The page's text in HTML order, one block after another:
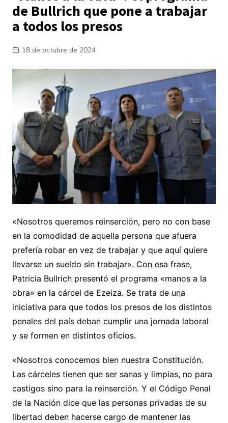
de Bullrich que pone a trabajar
a todos los presos
18 de octubre de 2024
«Nosotros queremos reinserción, pero no con base
en la comodidad de aquella persona que afuera
prefería robar en vez de trabajar y que aquí quiere
llevarse un sueldo sin trabajar». Con esa frase,
Patricia Bullrich presentó el programa «manos a la
obra» en la cárcel de Ezeiza. Se trata de una
iniciativa para que todos los presos de los distintos
penales del país deban cumplir una jornada laboral
y se formen en distintos oficios.
«Nosotros conocemos bien nuestra Constitución.
Las cárceles tienen que ser sanas y limpias, no para
castigos sino para la reinserción. Y el Código Penal
de la Nación dice que las personas privadas de su
libertad deben hacerse cargo de mantener las